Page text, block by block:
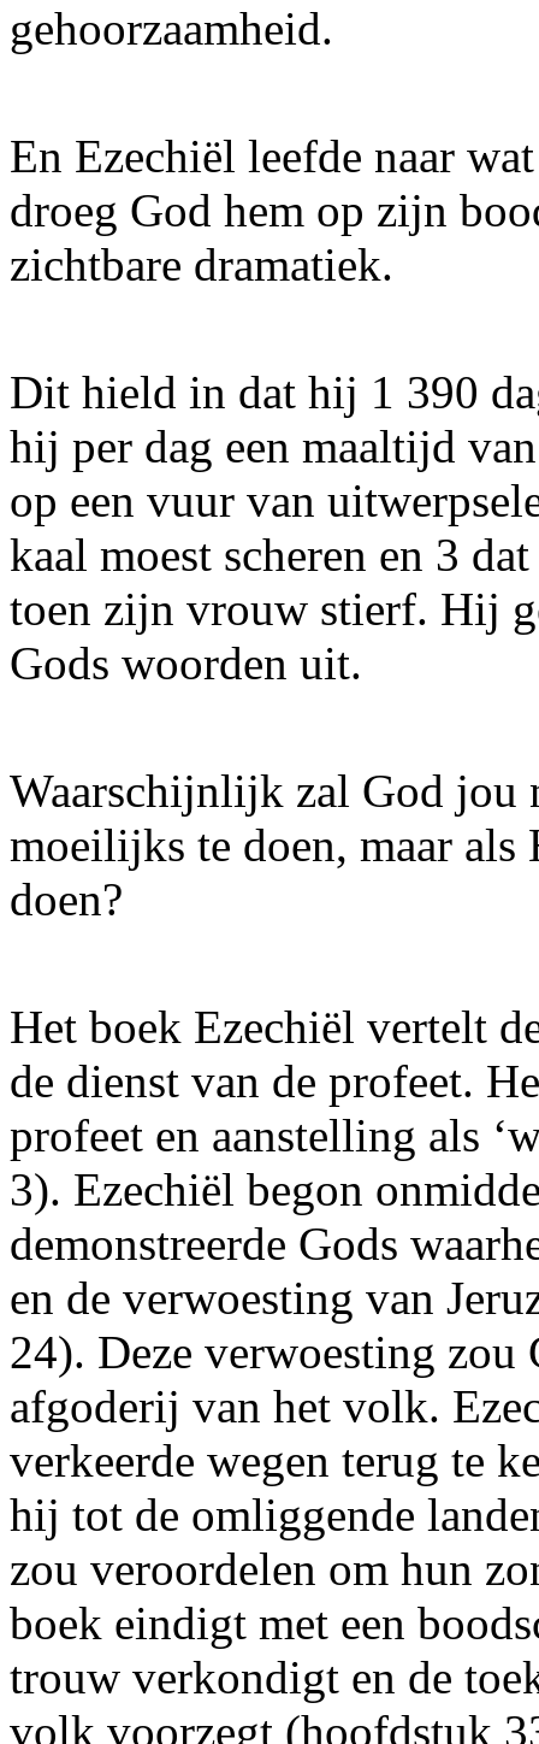
gehoorzaamheid.
En Ezechiël leefde naar
droeg God hem op zijn
zichtbare dramatiek.
Dit hield in dat hij 1 390
hij per dag een maaltijd
op een vuur van
kaal moest scheren en 3
toen zijn vrouw stierf. Hij
Gods woorden uit.
Waarschijnlijk zal God jou
moeilijks te doen, maar
doen?
Het boek Ezechiël vertelt
de dienst van de profeet.
profeet en aanstelling als
3). Ezechiël begon
demonstreerde Gods
en de verwoesting van
24). Deze verwoesting
afgoderij van het volk.
verkeerde wegen terug te
hij tot de omliggende
zou veroordelen om hun
boek eindigt met een
trouw verkondigt en de
volk voorzegt (hoofdstuk